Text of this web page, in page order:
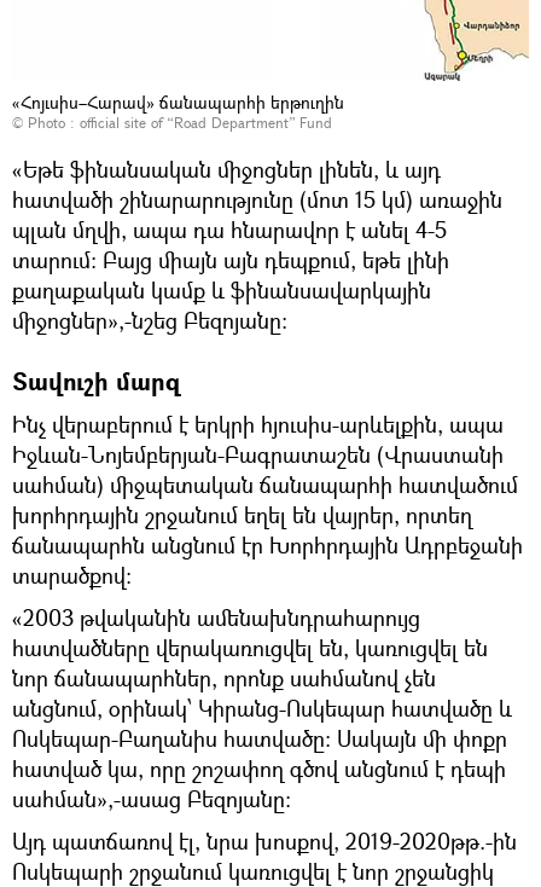
«Հոյւսիս–Հարավ» ճանապարհի երթուղին
© Photo : official site of “Road Department” Fund
«Եթե ֆինանսական միջոցներ լինեն, և այդ
հատվածի շինարարությունը (մոտ 15 կմ) առաջին
պլան մղվի, ապա դա հնարավոր է անել 4-5
տարում։ Բայց միայն այն դեպքում, եթե լինի
քաղաքական կամք և ֆինանսավարկային
միջոցներ»,-նշեց Բեզոյանը։
Տավուշի մարզ
Ինչ վերաբերում է երկրի հյուսիս-արևելքին, ապա
Իջևան-Նոյեմբերյան-Բագրատաշեն (Վրաստանի
սահման) միջպետական ճանապարհի հատվածում
խորհրդային շրջանում եղել են վայրեր, որտեղ
ճանապարհն անցնում էր Խորհրդային Ադրբեջանի
տարածքով։
«2003 թվականին ամենախնդրահարույց
հատվածները վերակառուցվել են, կառուցվել են
նոր ճանապարհներ, որոնք սահմանով չեն
անցնում, օրինակ՝ Կիրանց-Ոսկեպար հատվածը և
Ոսկեպար-Բաղանիս հատվածը։ Սակայն մի փոքր
հատված կա, որը շոշափող գծով անցնում է դեպի
սահման»,-ասաց Բեզոյանը։
Այդ պատճառով էլ, նրա խոսքով, 2019-2020թթ.-ին
Ոսկեպարի շրջանում կառուցվել է նոր շրջանցիկ